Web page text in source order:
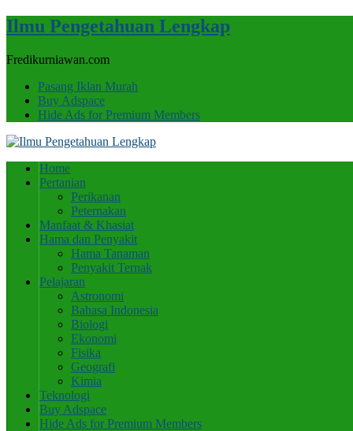
Ilmu Pengetahuan Lengkap
Fredikurniawan.com
Pasang Iklan Murah
Buy Adspace
Hide Ads for Premium Members
Home
Pertanian
Perikanan
Peternakan
Manfaat & Khasiat
Hama dan Penyakit
Hama Tanaman
Penyakit Ternak
Pelajaran
Astronomi
Bahasa Indonesia
Biologi
Ekonomi
Fisika
Geografi
Kimia
Teknologi
Buy Adspace
Hide Ads for Premium Members